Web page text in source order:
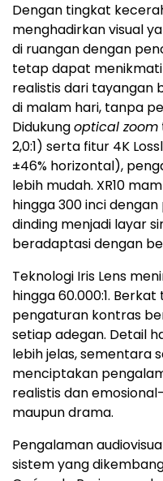
Dengan tingkat
menghadirkan visual
di ruangan dengan
tetap dapat
realistis dari tayangan
di malam hari, tanpa
Didukungoptical zoom
2,0:1) serta fitur 4K
±46% horizontal),
lebih mudah. XR10
hingga 300 inci
dinding menjadi layar
beradaptasi dengan
Teknologi Iris Lens
hingga 60.000:1.
pengaturan kontras
setiap adegan. Detail
lebih jelas, sementara
menciptakan
realistis dan
maupun drama.
Pengalaman
sistem yang